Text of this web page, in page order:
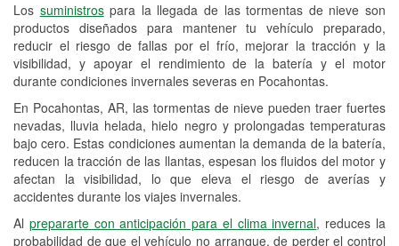
Los suministrospara la llegada de las tormentas de nieve son
productos diseñados para mantener tu vehículo preparado,
reducir el riesgo de fallas por el frío, mejorar la tracción y la
visibilidad, y apoyar el rendimiento de la batería y el motor
durante condiciones invernales severas en Pocahontas.
En Pocahontas, AR, las tormentas de nieve pueden traer fuertes
nevadas, lluvia helada, hielo negro y prolongadas temperaturas
bajo cero. Estas condiciones aumentan la demanda de la batería,
reducen la tracción de las llantas, espesan los fluidos del motor y
afectan la visibilidad, lo que eleva el riesgo de averías y
accidentes durante los viajes invernales.
Al prepararte con anticipación para el clima invernal, reduces la
probabilidad de que el vehículo no arranque, de perder el control
Reciclaje de baterías y aceite
Instalación de bombillas de faros
Instalación de limpiaparabrisas
Programa de Préstamo de
Herramientas
Mezcla de pinturas
Rectificación de tambores y discos de
freno